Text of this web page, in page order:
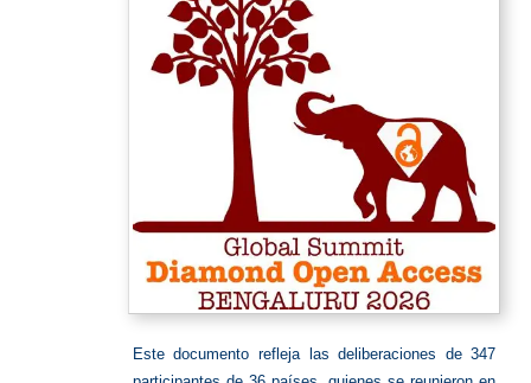
Este documento refleja las deliberaciones de 347